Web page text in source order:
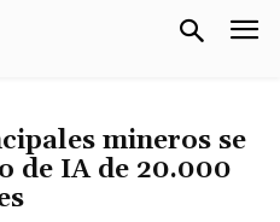
mineros se
de IA de 20.000